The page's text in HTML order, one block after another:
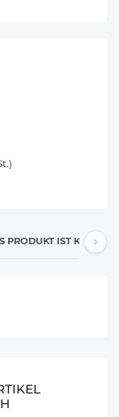
PRODUKT IST